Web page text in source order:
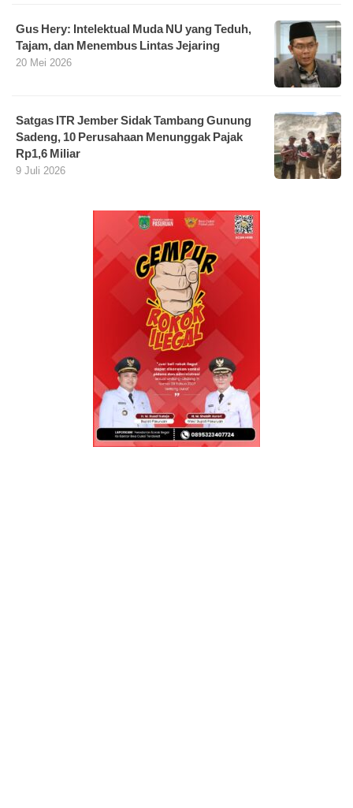
Gus Hery: Intelektual Muda NU yang Teduh,
Tajam, dan Menembus Lintas Jejaring
20 Mei 2026
Satgas ITR Jember Sidak Tambang Gunung
Sadeng, 10 Perusahaan Menunggak Pajak
Rp1,6 Miliar
9 Juli 2026